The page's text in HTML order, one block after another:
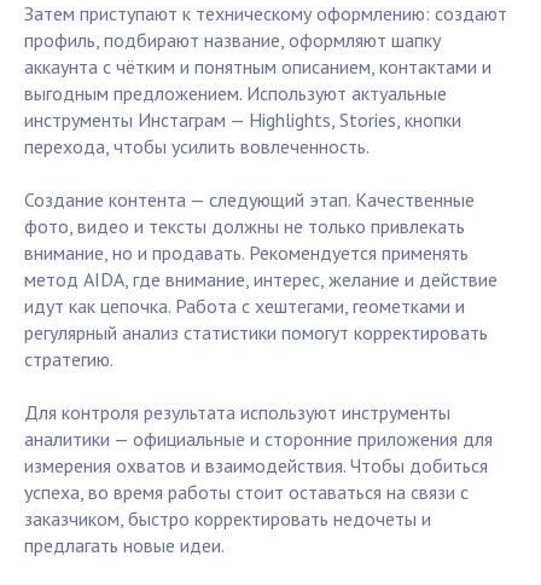
Затем приступают к техническому оформлению: создают
профиль, подбирают название, оформляют шапку
аккаунта с чётким и понятным описанием, контактами и
выгодным предложением. Используют актуальные
инструменты Инстаграм — Highlights, Stories, кнопки
перехода, чтобы усилить вовлеченность.
Создание контента — следующий этап. Качественные
фото, видео и тексты должны не только привлекать
внимание, но и продавать. Рекомендуется применять
метод AIDA, где внимание, интерес, желание и действие
идут как цепочка. Работа с хештегами, геометками и
регулярный анализ статистики помогут корректировать
стратегию.
Для контроля результата используют инструменты
аналитики — официальные и сторонние приложения для
измерения охватов и взаимодействия. Чтобы добиться
успеха, во время работы стоит оставаться на связи с
заказчиком, быстро корректировать недочеты и
предлагать новые идеи.